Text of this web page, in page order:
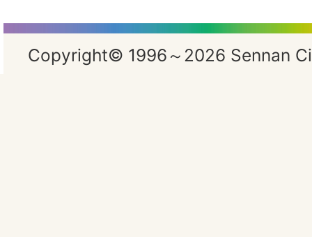
Copyright© 1996～2026 Sennan